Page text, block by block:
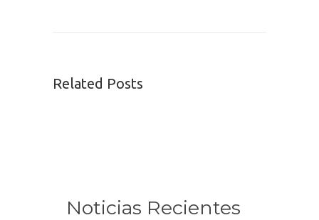
Related Posts
Noticias Recientes